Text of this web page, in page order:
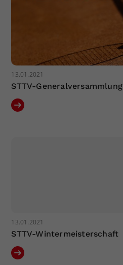
13.01.2021
STTV-Generalversammlung
13.01.2021
STTV-Wintermeisterschaft